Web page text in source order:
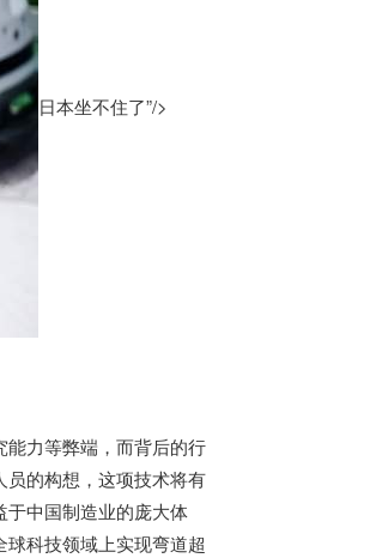
日本坐不住了”/>
力等弊端，而背后的行
的构想，这项技术将有
于中国制造业的庞大体
科技领域上实现弯道超